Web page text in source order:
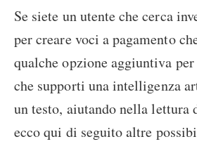
Se siete un utente che cerca
per creare voci a pagamento
qualche opzione aggiuntiva
che supporti una intelligenza
un testo, aiutando nella lettura
ecco qui di seguito altre